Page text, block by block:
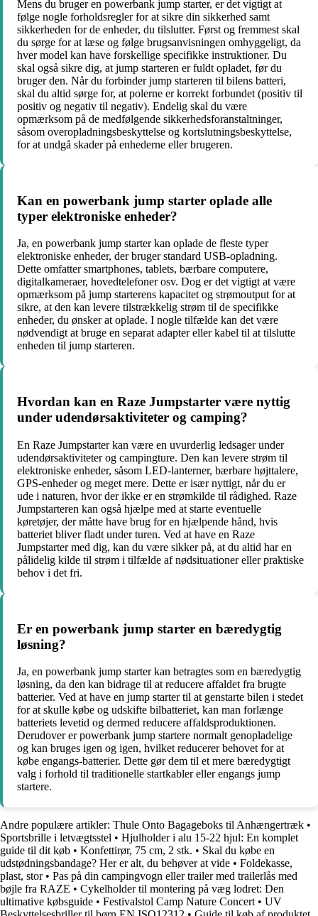
Mens du bruger en powerbank jump starter, er det vigtigt at
følge nogle forholdsregler for at sikre din sikkerhed samt
sikkerheden for de enheder, du tilslutter. Først og fremmest skal
du sørge for at læse og følge brugsanvisningen omhyggeligt, da
hver model kan have forskellige specifikke instruktioner. Du
skal også sikre dig, at jump starteren er fuldt opladet, før du
bruger den. Når du forbinder jump starteren til bilens batteri,
skal du altid sørge for, at polerne er korrekt forbundet (positiv til
positiv og negativ til negativ). Endelig skal du være
opmærksom på de medfølgende sikkerhedsforanstaltninger,
såsom overopladningsbeskyttelse og kortslutningsbeskyttelse,
for at undgå skader på enhederne eller brugeren.
Kan en powerbank jump starter oplade alle
typer elektroniske enheder?
Ja, en powerbank jump starter kan oplade de fleste typer
elektroniske enheder, der bruger standard USB-opladning.
Dette omfatter smartphones, tablets, bærbare computere,
digitalkameraer, hovedtelefoner osv. Dog er det vigtigt at være
opmærksom på jump starterens kapacitet og strømoutput for at
sikre, at den kan levere tilstrækkelig strøm til de specifikke
enheder, du ønsker at oplade. I nogle tilfælde kan det være
nødvendigt at bruge en separat adapter eller kabel til at tilslutte
enheden til jump starteren.
Hvordan kan en Raze Jumpstarter være nyttig
under udendørsaktiviteter og camping?
En Raze Jumpstarter kan være en uvurderlig ledsager under
udendørsaktiviteter og campingture. Den kan levere strøm til
elektroniske enheder, såsom LED-lanterner, bærbare højttalere,
GPS-enheder og meget mere. Dette er især nyttigt, når du er
ude i naturen, hvor der ikke er en strømkilde til rådighed. Raze
Jumpstarteren kan også hjælpe med at starte eventuelle
køretøjer, der måtte have brug for en hjælpende hånd, hvis
batteriet bliver fladt under turen. Ved at have en Raze
Jumpstarter med dig, kan du være sikker på, at du altid har en
pålidelig kilde til strøm i tilfælde af nødsituationer eller praktiske
behov i det fri.
Er en powerbank jump starter en bæredygtig
løsning?
Ja, en powerbank jump starter kan betragtes som en bæredygtig
løsning, da den kan bidrage til at reducere affaldet fra brugte
batterier. Ved at have en jump starter til at genstarte bilen i stedet
for at skulle købe og udskifte bilbatteriet, kan man forlænge
batteriets levetid og dermed reducere affaldsproduktionen.
Derudover er powerbank jump startere normalt genopladelige
og kan bruges igen og igen, hvilket reducerer behovet for at
købe engangs-batterier. Dette gør dem til et mere bæredygtigt
valg i forhold til traditionelle startkabler eller engangs jump
startere.
Andre populære artikler: Thule Onto Bagageboks til Anhængertræk •
Sportsbrille i letvægtsstel • Hjulholder i alu 15-22 hjul: En komplet
guide til dit køb • Konfettirør, 75 cm, 2 stk. • Skal du købe en
udstødningsbandage? Her er alt, du behøver at vide • Foldekasse,
plast, stor• Pas på din campingvogn eller trailer med trailerlås med
bøjle fra RAZE • Cykelholder til montering på væg lodret: Den
ultimative købsguide • Festivalstol Camp Nature Concert • UV